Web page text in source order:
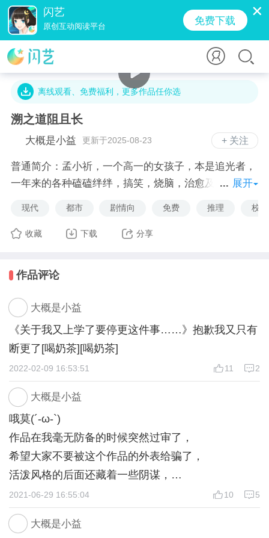
闪艺
原创互动阅读平台 免费下载
2.2万字 · 2.7万人气 · 37.6M · 900贡献值
离线观看、免费福利，更多作品任你选
溯之道阻且长
+ 关注
大概是小益 更新于2025-08-23
普通简介：孟小祈，一个高一的女孩子，本是追光者，
一年来的各种磕磕绊绊，搞笑，烧脑，治愈及致郁经
隐藏着鲜为人知的封尘了十年的秘密，揭开真相，孟小
祈发现对自己以后的人生道路产生了巨大影响。
“真相可没有几个活泼小鬼一样的美好...”
——————
一个并不是十分完美的小故事，
但是构思了好久，制作的过程也十分艰难。
制作/剧本：小益
展开
现代 都市 剧情向 免费 推理 校园
收藏 下载 分享
作品评论
大概是小益
《关于我又上学了要停更这件事……》抱歉我又只有
断更了[喝奶茶][喝奶茶]
2
11
2022-02-09 16:53:51
大概是小益
哦莫(´-ω-`)
作品在我毫无防备的时候突然过审了，
希望大家不要被这个作品的外表给骗了，
活泼风格的后面还藏着一些阴谋，
敬请期待，祝大家玩得开心。
ps：中考成绩要出来了， 保佑！！万事胜意！！
5
10
2021-06-29 16:55:04
大概是小益